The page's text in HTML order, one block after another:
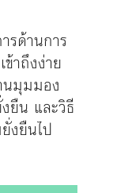
รด้านการ
าถึงง่าย
นมุมมอง
ยืน และวิธี
งยืนไป